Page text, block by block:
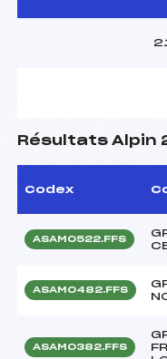
Résultats Alpin
Codex
ASAM0522.FFS
ASAM0482.FFS
ASAM0382.FFS